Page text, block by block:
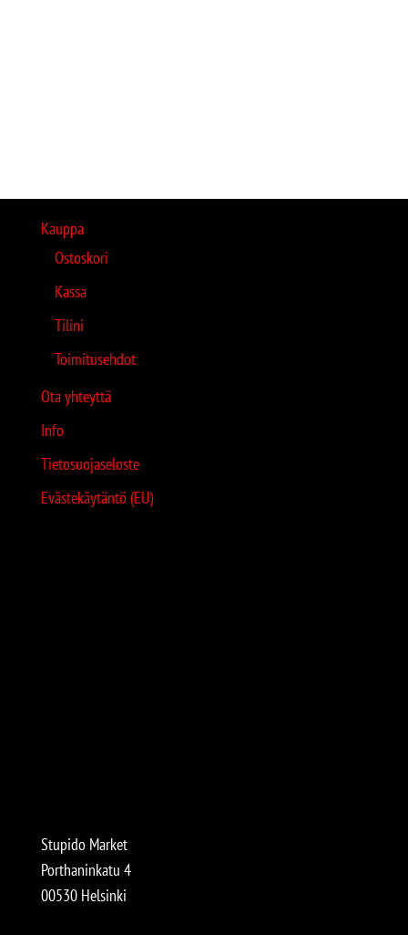
Kauppa
Ostoskori
Kassa
Tilini
Toimitusehdot
Ota yhteyttä
Info
Tietosuojaseloste
Evästekäytäntö (EU)
Stupido Market
Porthaninkatu 4
00530 Helsinki